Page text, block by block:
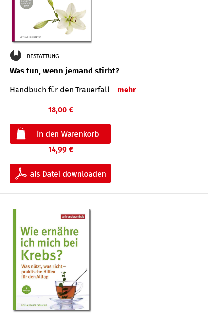
BESTATTUNG
Was tun, wenn jemand stirbt?
Handbuch für den Trauerfall mehr
18,00 €
14,99 €